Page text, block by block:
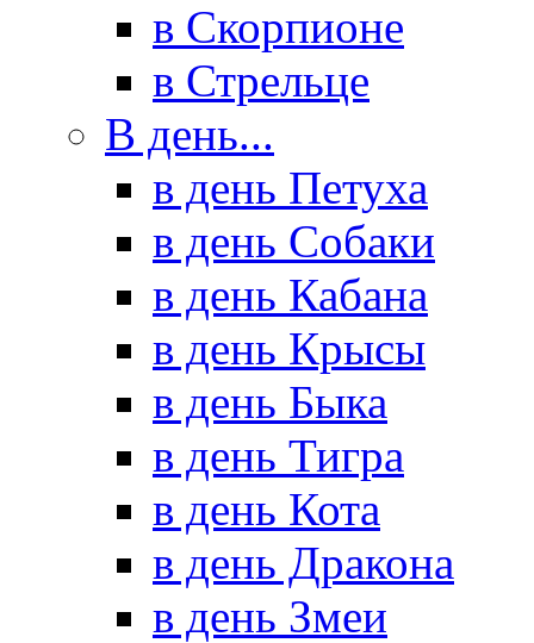
в Скорпионе
в Стрельце
В день...
в день Петуха
в день Собаки
в день Кабана
в день Крысы
в день Быка
в день Тигра
в день Кота
в день Дракона
в день Змеи